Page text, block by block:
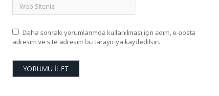
Daha sonraki yorumlarımda kullanılması için adım, e-posta
adresim ve site adresim bu tarayıcıya kaydedilsin.